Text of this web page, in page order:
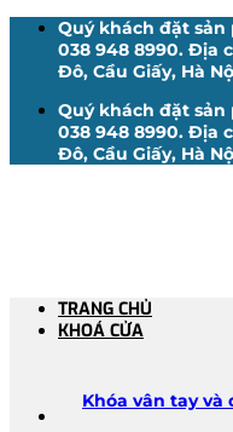
Quý khách đặt sản
038 948 8990. Địa
Đô, Cầu Giấy, Hà
Quý khách đặt sản
038 948 8990. Địa
Đô, Cầu Giấy, Hà
TRANG CHỦ
KHOÁ CỬA
Khóa vân tay và